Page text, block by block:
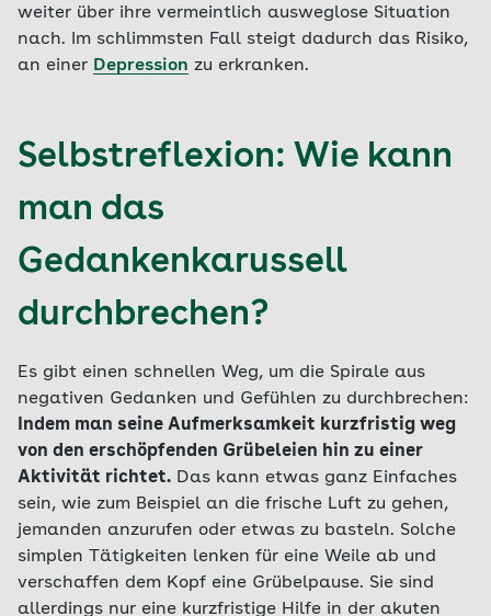
weiter über ihre vermeintlich ausweglose Situation
nach. Im schlimmsten Fall steigt dadurch das Risiko,
an einer Depression zu erkranken.
Selbstreflexion: Wie kann
man das
Gedankenkarussell
durchbrechen?
Es gibt einen schnellen Weg, um die Spirale aus
negativen Gedanken und Gefühlen zu durchbrechen:
Indem man seine Aufmerksamkeit kurzfristig weg
von den erschöpfenden Grübeleien hin zu einer
Aktivität richtet. Das kann etwas ganz Einfaches
sein, wie zum Beispiel an die frische Luft zu gehen,
jemanden anzurufen oder etwas zu basteln. Solche
simplen Tätigkeiten lenken für eine Weile ab und
verschaffen dem Kopf eine Grübelpause. Sie sind
allerdings nur eine kurzfristige Hilfe in der akuten